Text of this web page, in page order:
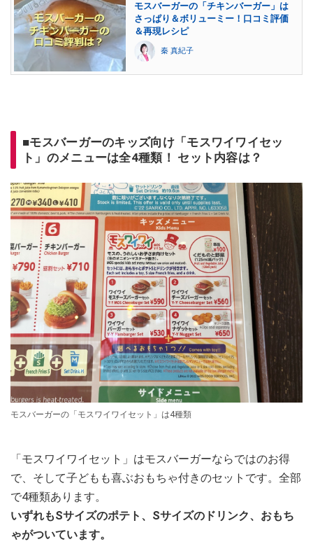
モスバーガーの「チキンバーガー」は
さっぱり＆ボリューミー！口コミ評価
＆再現レシピ
秦 真紀子
■モスバーガーのキッズ向け「モスワイワイセッ
ト」のメニューは全4種類！ セット内容は？
モスバーガーの「モスワイワイセット」は4種類
「モスワイワイセット」はモスバーガーならではのお得
で、そして子どもも喜ぶおもちゃ付きのセットです。全部
で4種類あります。
いずれもSサイズのポテト、Sサイズのドリンク、おもち
ゃがついています。